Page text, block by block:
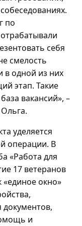
по
себя
смелость
водной из них
этап. Такие
вакансий», –
уделяется
операции. В
«Работа для
17 ветеранов
«единое окно»
документов,
и